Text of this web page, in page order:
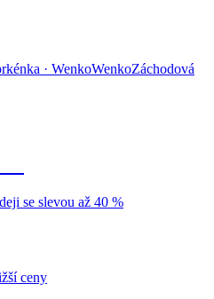
· WenkoWenkoZáchodová
se slevou až 40 %
ceny